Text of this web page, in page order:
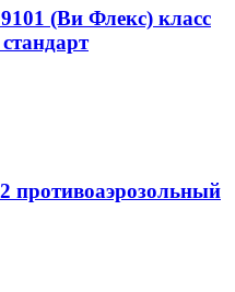
(Ви Флекс) класс
противоаэрозольный